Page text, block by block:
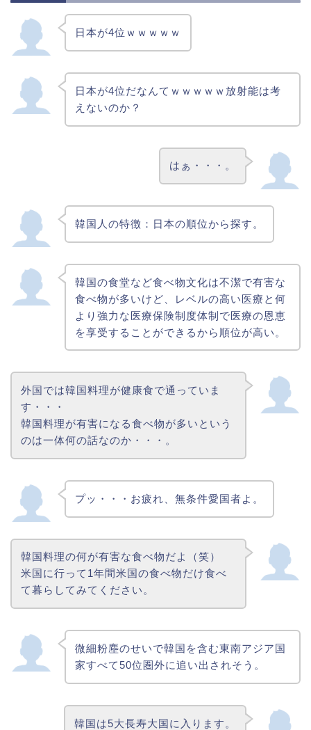
日本が4位ｗｗｗｗｗ
日本が4位だなんてｗｗｗｗｗ放射能は考
えないのか？
はぁ・・・。
韓国人の特徴：日本の順位から探す。
韓国の食堂など食べ物文化は不潔で有害な
食べ物が多いけど、レベルの高い医療と何
より強力な医療保険制度体制で医療の恩恵
を享受することができるから順位が高い。
外国では韓国料理が健康食で通っていま
す・・・
韓国料理が有害になる食べ物が多いという
のは一体何の話なのか・・・。
プッ・・・お疲れ、無条件愛国者よ。
韓国料理の何が有害な食べ物だよ（笑）
米国に行って1年間米国の食べ物だけ食べ
て暮らしてみてください。
微細粉塵のせいで韓国を含む東南アジア国
家すべて50位圏外に追い出されそう。
韓国は5大長寿大国に入ります。